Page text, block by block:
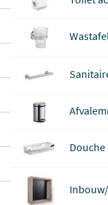
wand, terwijl slimme
te het comfort in uw
rete behoefte.
Sommige
Douche